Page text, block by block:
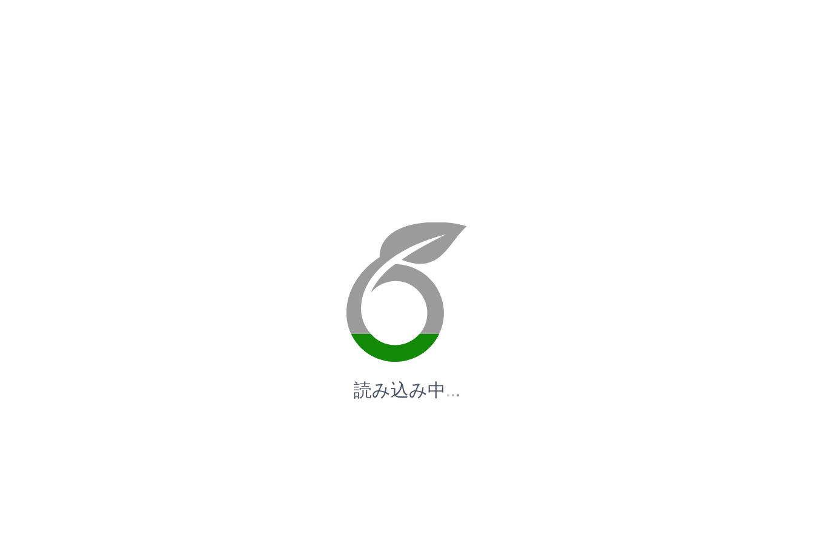
読み込み中...